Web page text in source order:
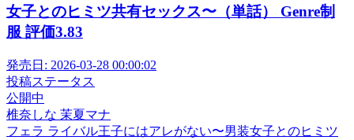
女子とのヒミツ共有セックス〜（単話） Genre制
服 評価3.83
発売日: 2026-03-28 00:00:02
投稿ステータス
公開中
椎奈しな 茉夏マナ
フェラ ライバル王子にはアレがない〜男装女子とのヒミツ